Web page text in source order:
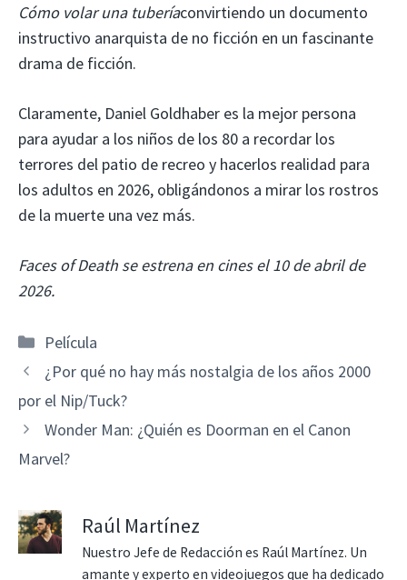
Cómo volar una tuberíaconvirtiendo un documento
instructivo anarquista de no ficción en un fascinante
drama de ficción.
Claramente, Daniel Goldhaber es la mejor persona
para ayudar a los niños de los 80 a recordar los
terrores del patio de recreo y hacerlos realidad para
los adultos en 2026, obligándonos a mirar los rostros
de la muerte una vez más.
Faces of Death se estrena en cines el 10 de abril de
2026.
Categorías
Película
¿Por qué no hay más nostalgia de los años 2000
por el Nip/Tuck?
Wonder Man: ¿Quién es Doorman en el Canon
Marvel?
Raúl Martínez
Nuestro Jefe de Redacción es Raúl Martínez. Un
amante y experto en videojuegos que ha dedicado